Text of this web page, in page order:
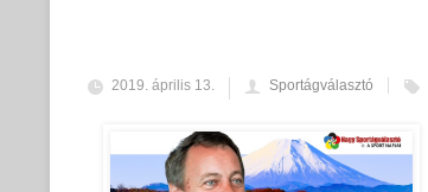
2019. április 13. Sportágválasztó